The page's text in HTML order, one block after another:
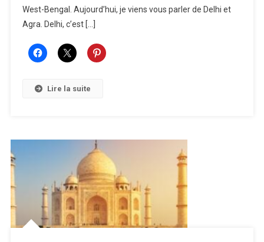
De
West-Bengal. Aujourd’hui, je viens vous parler de Delhi et
Agra. Delhi, c’est […]
Lire la suite